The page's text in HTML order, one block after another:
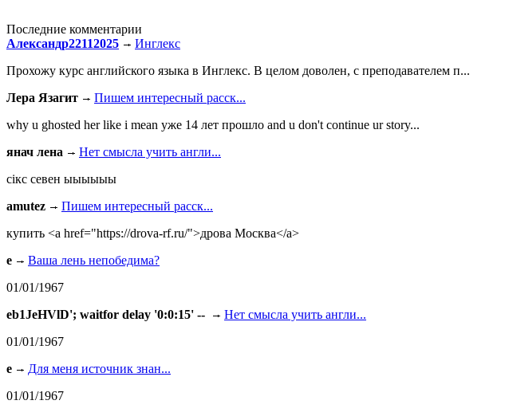
Последние комментарии
Александр22112025
Инглекс
Прохожу курс английского языка в Инглекс. В целом доволен, с преподавателем п...
Лера Язагит
Пишем интересный расск...
why u ghosted her like i mean уже 14 лет прошло and u don't continue ur story...
янач лена
Нет смысла учить англи...
сiкс севен ыыыыыы
amutez
Пишем интересный расск...
купить <a href="https://drova-rf.ru/">дрова Москва</a>
e
Ваша лень непобедима?
01/01/1967
eb1JeHVlD'; waitfor delay '0:0:15' --
Нет смысла учить англи...
01/01/1967
e
Для меня источник знан...
01/01/1967